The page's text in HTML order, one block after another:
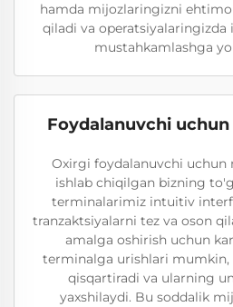
hamda mijozlaringizni
qiladi va operatsiyalaringizda
mustahkamlashga
Foydalanuvchi
Oxirgi foydalanuvchi uchun
ishlab chiqilgan bizning
terminalarimiz intuitiv
tranzaktsiyalarni tez va oson
amalga oshirish uchun
terminalga urishlari mumkin,
qisqartiradi va ularning
yaxshilaydi. Bu soddalik